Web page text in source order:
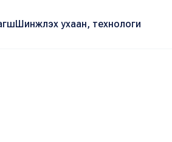
Шинжлэх ухаан, технологи